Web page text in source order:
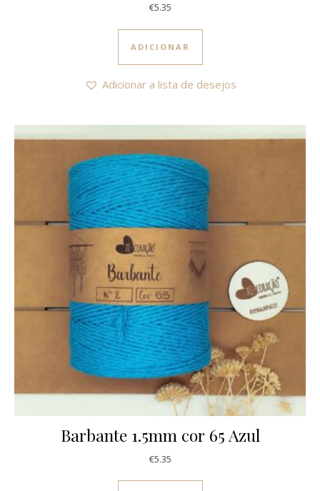
€5.35
ADICIONAR
Adicionar a lista de desejos
Barbante 1.5mm cor 65 Azul
€5.35